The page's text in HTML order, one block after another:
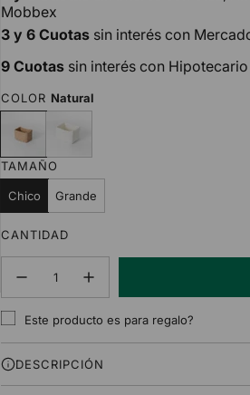
Mobbex
3 y 6 Cuotas sin interés con
9 Cuotas sin interés con Hipotecario
COLOR Natural
a
t
u
r
a
l
a
c
o
TAMAÑO
Chico Grande
CANTIDAD
Este producto es para regalo?
DESCRIPCIÓN